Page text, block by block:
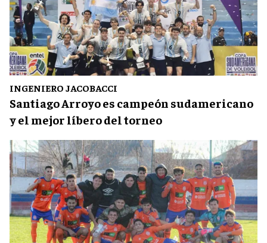
INGENIERO JACOBACCI
Santiago Arroyo es campeón sudamericano
y el mejor líbero del torneo